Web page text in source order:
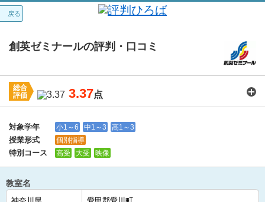
戻る
創英ゼミナールの評判・口コミ
総合
評価
3.37点
講師：3.5 カリキュラム：3.4 周りの環境：3.7
対象学年
小1～6 中1～3 高1～3
授業形式 個別指導
特別コース 高受 大受 映像
教室名